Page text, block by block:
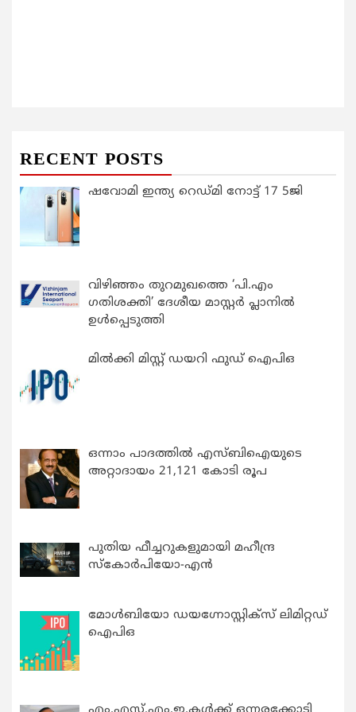
RECENT POSTS
ഷവോമി ഇന്ത്യ റെഡ്മി നോട്ട് 17 5ജി
വിഴിഞ്ഞം തുറമുഖത്തെ ‘പി.എം
ഗതിശക്തി’ ദേശീയ മാസ്റ്റർ പ്ലാനിൽ
ഉൾപ്പെടുത്തി
മിൽക്കി മിസ്റ്റ് ഡയറി ഫുഡ് ഐപിഒ
ഒന്നാം പാദത്തിൽ എസ്ബിഐയുടെ
അറ്റാദായം 21,121 കോടി രൂപ
പുതിയ ഫീച്ചറുകളുമായി മഹീന്ദ്ര
സ്കോർപിയോ-എൻ
മോൾബിയോ ഡയഗ്നോസ്റ്റിക്സ് ലിമിറ്റഡ്
ഐപിഒ